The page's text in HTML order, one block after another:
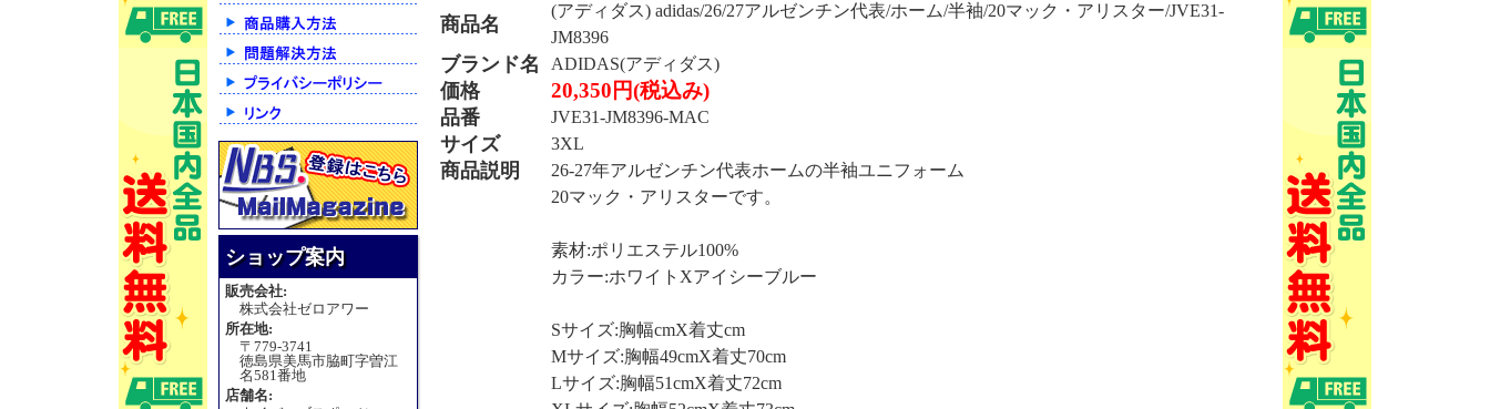
ショップ案内
販売会社:
株式会社ゼロアワー
所在地:
〒779-3741
徳島県美馬市脇町字曽江
名581番地
店舗名:
商品名
(アディダス) adidas/26/27アルゼンチン代表/ホーム/半袖/20マック・アリスター/JVE31-
JM8396
ブランド名 ADIDAS(アディダス)
価格 20,350円(税込み)
品番 JVE31-JM8396-MAC
サイズ 3XL
商品説明
26-27年アルゼンチン代表ホームの半袖ユニフォーム
20マック・アリスターです。
素材:ポリエステル100%
カラー:ホワイトXアイシーブルー
Sサイズ:胸幅cmX着丈cm
Mサイズ:胸幅49cmX着丈70cm
Lサイズ:胸幅51cmX着丈72cm